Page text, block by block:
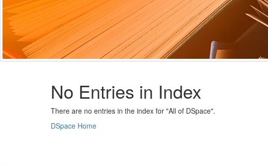
No Entries in Index
There are no entries in the index for "All of DSpace".
DSpace Home